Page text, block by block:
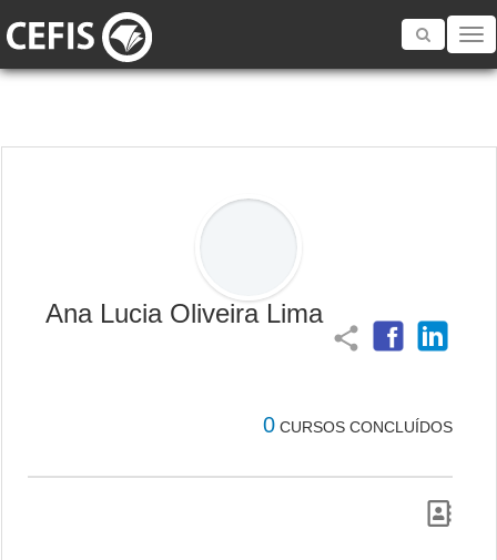
Toggle
Ana Lucia Oliveira Lima
share
0 CURSOS CONCLUÍDOS